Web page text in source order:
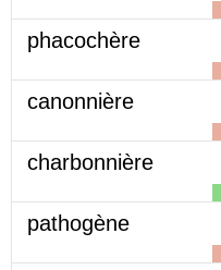
phacochère
canonnière
charbonnière
pathogène